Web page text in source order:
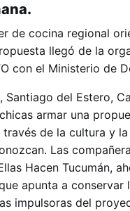
de cocina regional
llegó de la
con el Ministerio de
del Estero,
armar una
de la cultura y
Las
Hacen Tucumán,
apunta a conservar
impulsoras del